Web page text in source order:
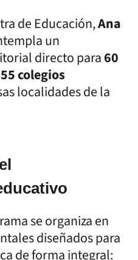
de Educación,Ana
un
directo para60
colegios
localidades de la
se organiza en
diseñados para
de forma integral: